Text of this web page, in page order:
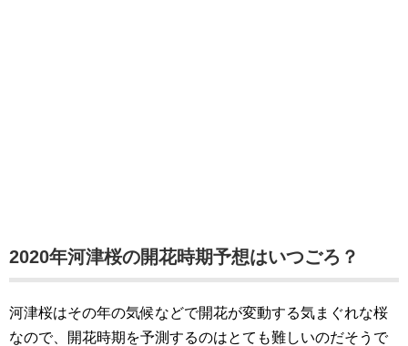
2020年河津桜の開花時期予想はいつごろ？
河津桜はその年の気候などで開花が変動する気まぐれな桜
なので、開花時期を予測するのはとても難しいのだそうで